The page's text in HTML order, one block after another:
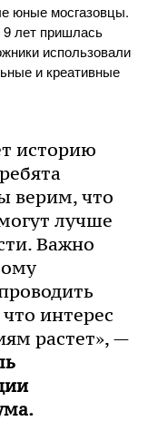
юные мосгазовцы.
9 лет пришлась
использовали
и креативные
историю
верим, что
лучше
Важно
интерес
растет», —